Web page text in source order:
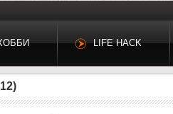
LIFE HACK